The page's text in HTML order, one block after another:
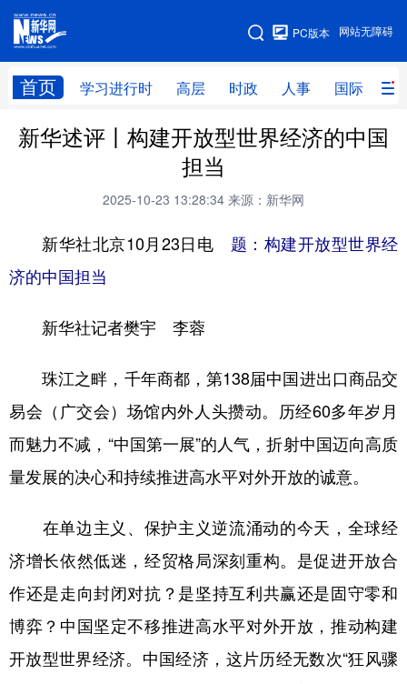
网站无障碍
PC版本
首页 学习进行时 高层 时政 人事 国际 财
网站地图
学习进行时 高层 时政 人事
科技 科创 量子 体育
文化
访谈 视频
食品 人居 信息化 数字经济
学术中国 乡村振兴 银龄 溯源中国
城市 旅游 能源 会展
彩票 娱乐 时尚 悦读
公益 一带一路 亚太网 上市公司
文化产业
地方频道
新华述评丨构建开放型世界经济的中国
担当
2025-10-23 13:28:34 来源：新华网
新华社北京10月23日电 题：构建开放型世界经
济的中国担当
新华社记者樊宇 李蓉
珠江之畔，千年商都，第138届中国进出口商品交
易会（广交会）场馆内外人头攒动。历经60多年岁月
而魅力不减，“中国第一展”的人气，折射中国迈向高质
量发展的决心和持续推进高水平对外开放的诚意。
在单边主义、保护主义逆流涌动的今天，全球经
济增长依然低迷，经贸格局深刻重构。是促进开放合
作还是走向封闭对抗？是坚持互利共赢还是固守零和
博弈？中国坚定不移推进高水平对外开放，推动构建
开放型世界经济。中国经济，这片历经无数次“狂风骤